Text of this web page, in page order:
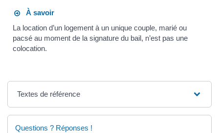
À savoir
La location d’un logement à un unique couple, marié ou
pacsé au moment de la signature du bail, n’est pas une
colocation.
Textes de référence
Questions ? Réponses !